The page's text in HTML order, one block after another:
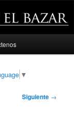
▼
Siguiente →